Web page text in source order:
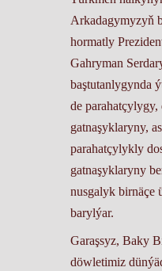
Arkadagymyzyň
hormatly
Gahryman
baştutanlygynda
de
gatnaşyklaryny,
parahatçylykly
gatnaşyklaryny
nusgalyk birnäçe
barylýar.
Garaşsyz, Baky
döwletimiz